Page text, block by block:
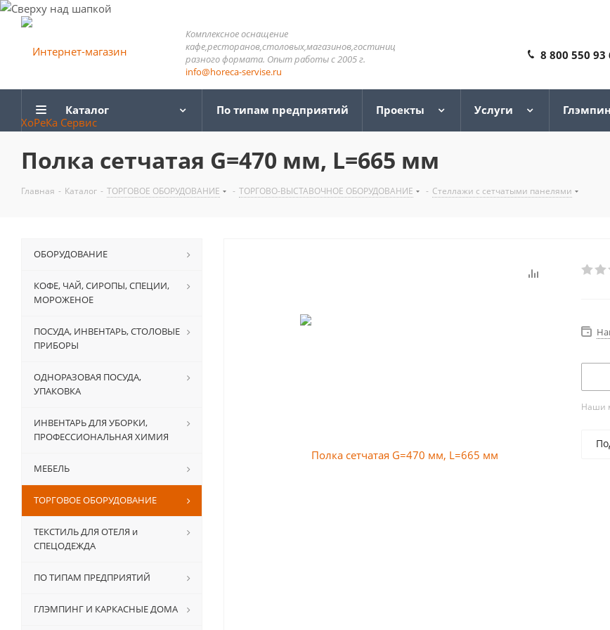
Комплексное оснащение
кафе,ресторанов,столовых,магазинов,гостиниц
разного формата. Опыт работы с 2005 г.
info@horeca-servise.ru
8 800 550 93
Каталог По типам предприятий Проекты Услуги
Полка сетчатая G=470 мм, L=665 мм
Главная - Каталог - ТОРГОВОЕ ОБОРУДОВАНИЕ - ТОРГОВО-ВЫСТАВОЧНОЕ ОБОРУДОВАНИЕ - Стеллажи с сетчатыми панелями
Наши
ОБОРУДОВАНИЕ
КОФЕ, ЧАЙ, СИРОПЫ, СПЕЦИИ,
МОРОЖЕНОЕ
ПОСУДА, ИНВЕНТАРЬ, СТОЛОВЫЕ
ПРИБОРЫ
ОДНОРАЗОВАЯ ПОСУДА,
УПАКОВКА
ИНВЕНТАРЬ ДЛЯ УБОРКИ,
ПРОФЕССИОНАЛЬНАЯ ХИМИЯ
МЕБЕЛЬ
ТОРГОВОЕ ОБОРУДОВАНИЕ
ТЕКСТИЛЬ ДЛЯ ОТЕЛЯ и
СПЕЦОДЕЖДА
ПО ТИПАМ ПРЕДПРИЯТИЙ
ГЛЭМПИНГ И КАРКАСНЫЕ ДОМА